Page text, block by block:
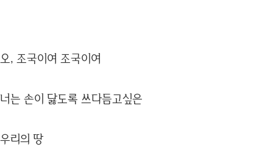
오, 조국이여 조국이여
너는 손이 닳도록 쓰다듬고싶은
우리의 땅